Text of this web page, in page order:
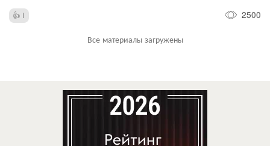
1 2500
Все материалы загружены